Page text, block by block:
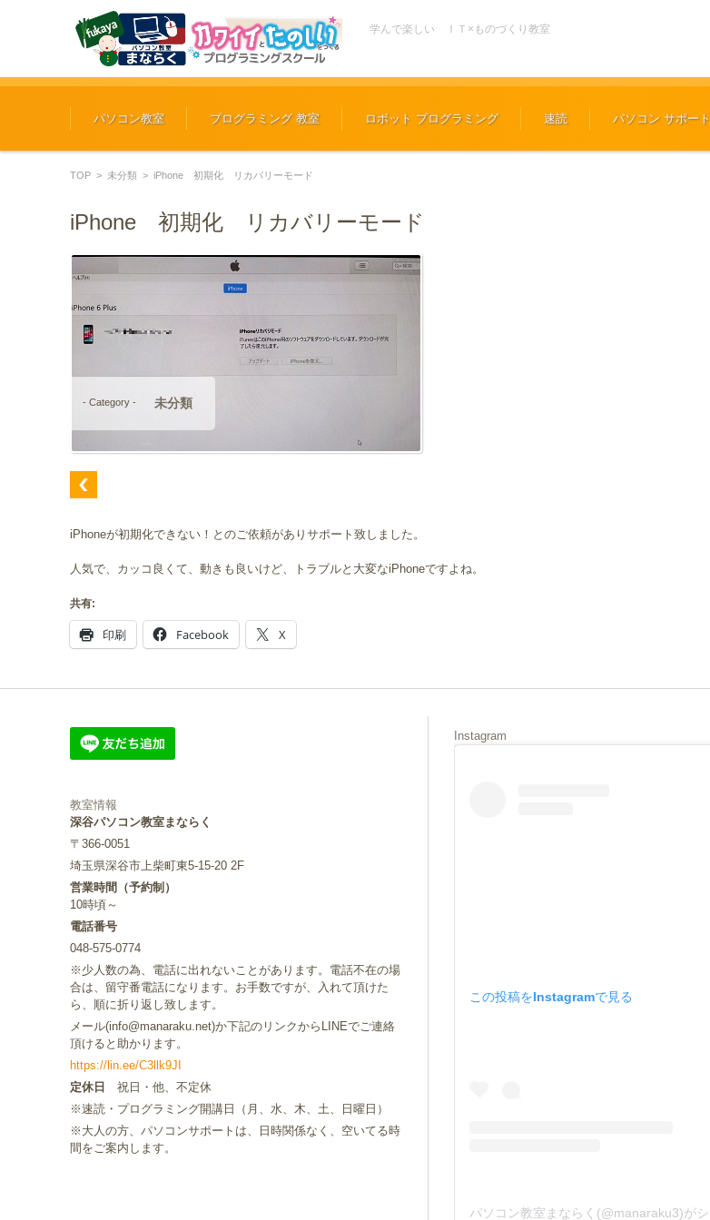
学んで楽しい ＩＴ×ものづくり教室
コンテンツに移動
パソコン教室 プログラミング 教室 ロボット プログラミング 速読 パソコン サポート
TOP > 未分類 > iPhone 初期化 リカバリーモード
iPhone 初期化 リカバリーモード
- Category - 未分類
iPhoneが初期化できない！とのご依頼がありサポート致しました。
人気で、カッコ良くて、動きも良いけど、トラブルと大変なiPhoneですよね。
共有:
印刷 Facebook X
教室情報
深谷パソコン教室まならく
〒366-0051
埼玉県深谷市上柴町東5-15-20 2F
営業時間（予約制）
10時頃～
電話番号
048-575-0774
※少人数の為、電話に出れないことがあります。電話不在の場
合は、留守番電話になります。お手数ですが、入れて頂けた
ら、順に折り返し致します。
メール(info@manaraku.net)か下記のリンクからLINEでご連絡
頂けると助かります。
https://lin.ee/C3llk9JI
定休日
祝日・他、不定休
※速読・プログラミング開講日（月、水、木、土、日曜日）
※大人の方、パソコンサポートは、日時関係なく、空いてる時
間をご案内します。
Instagram
この投稿をInstagramで見る